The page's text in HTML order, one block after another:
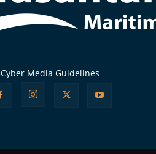
Cyber Media Guidelines